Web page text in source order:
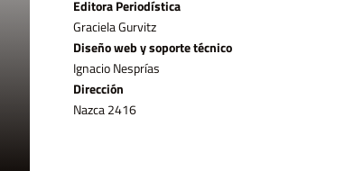
Editora Periodística
Graciela Gurvitz
Diseño web y soporte técnico
Ignacio Nesprías
Dirección
Nazca 2416